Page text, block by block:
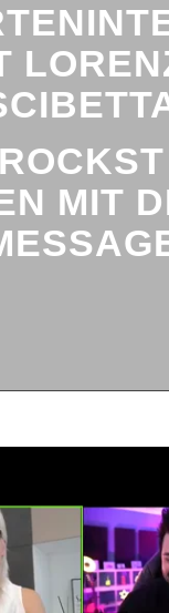
MIT